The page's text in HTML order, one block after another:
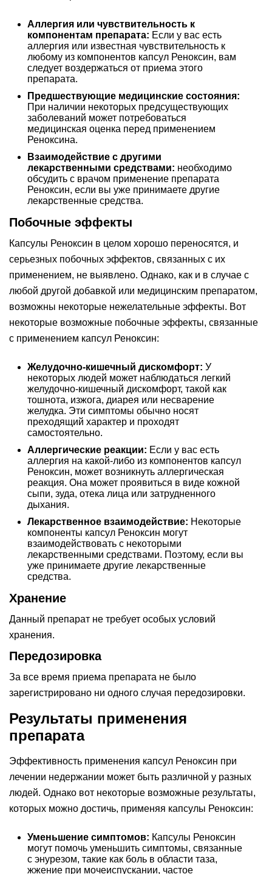
Аллергия или чувствительность к
компонентам препарата: Если у вас есть
аллергия или известная чувствительность к
любому из компонентов капсул Реноксин, вам
следует воздержаться от приема этого
препарата.
Предшествующие медицинские состояния:
При наличии некоторых предсуществующих
заболеваний может потребоваться
медицинская оценка перед применением
Реноксина.
Взаимодействие с другими
лекарственными средствами: необходимо
обсудить с врачом применение препарата
Реноксин, если вы уже принимаете другие
лекарственные средства.
Побочные эффекты
Капсулы Реноксин в целом хорошо переносятся, и
серьезных побочных эффектов, связанных с их
применением, не выявлено. Однако, как и в случае с
любой другой добавкой или медицинским препаратом,
возможны некоторые нежелательные эффекты. Вот
некоторые возможные побочные эффекты, связанные
с применением капсул Реноксин:
Желудочно-кишечный дискомфорт: У
некоторых людей может наблюдаться легкий
желудочно-кишечный дискомфорт, такой как
тошнота, изжога, диарея или несварение
желудка. Эти симптомы обычно носят
преходящий характер и проходят
самостоятельно.
Аллергические реакции: Если у вас есть
аллергия на какой-либо из компонентов капсул
Реноксин, может возникнуть аллергическая
реакция. Она может проявиться в виде кожной
сыпи, зуда, отека лица или затрудненного
дыхания.
Лекарственное взаимодействие: Некоторые
компоненты капсул Реноксин могут
взаимодействовать с некоторыми
лекарственными средствами. Поэтому, если вы
уже принимаете другие лекарственные
средства.
Хранение
Данный препарат не требует особых условий
хранения.
Передозировка
За все время приема препарата не было
зарегистрировано ни одного случая передозировки.
Результаты применения
препарата
Эффективность применения капсул Реноксин при
лечении недержании может быть различной у разных
людей. Однако вот некоторые возможные результаты,
которых можно достичь, применяя капсулы Реноксин:
Уменьшение симптомов: Капсулы Реноксин
могут помочь уменьшить симптомы, связанные
с энурезом, такие как боль в области таза,
жжение при мочеиспускании, частое